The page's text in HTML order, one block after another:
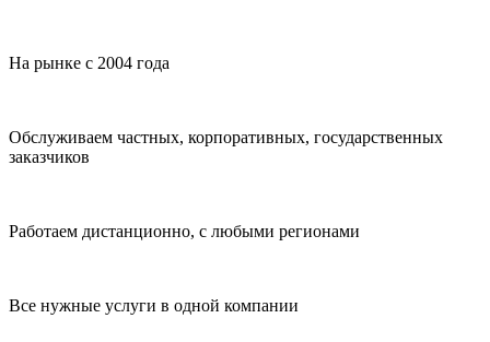
На рынке с 2004 года
Обслуживаем частных, корпоративных, государственных
заказчиков
Работаем дистанционно, с любыми регионами
Все нужные услуги в одной компании